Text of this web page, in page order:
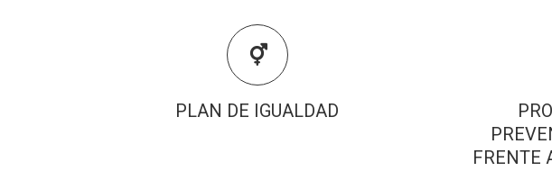

PLAN DE IGUALDAD
FRENTE